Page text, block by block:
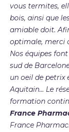
vous termites,
bois, ainsi que
amiable doit.
optimale, merci
Nos équipes
sud de
un oeil de petrix
Aquitain… Le
formation
France
France